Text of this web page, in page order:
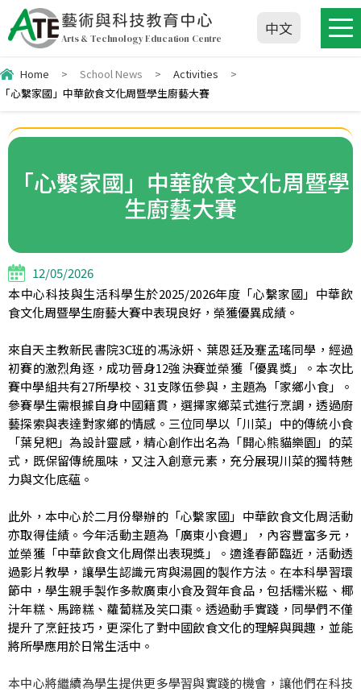
藝術與科技教育中心
Arts & Technology Education Centre
中文
Home > School News > Activities
>
「心繫家國」中華飲食文化周暨學生廚藝大賽
「心繫家國」中華飲食文化周暨學
生廚藝大賽
12/05/2026
本中心科技與生活科學生於2025/2026年度「心繫家國」中華飲
食文化周暨學生廚藝大賽中表現良好，榮獲優異成績。
來自天主教新民書院3C班的馮泳妍、葉恩廷及蹇孟瑤同學，經過
初賽的激烈角逐，成功晉身12強決賽並榮獲「優異獎」。本次比
賽中學組共有27所學校、31支隊伍參與，主題為「家鄉小食」。
參賽學生需根據自身中國籍貫，選擇家鄉菜式進行烹調，透過廚
藝探索與表達對家鄉的情感。三位同學以「川菜」中的傳統小食
「葉兒粑」為設計靈感，精心創作出名為「開心熊貓樂園」的菜
式，既保留傳統風味，又注入創意元素，充分展現川菜的獨特魅
力與文化底蘊。
此外，本中心於二月份舉辦的「心繫家國」中華飲食文化周活動
亦取得佳績。今年活動主題為「廣東小食週」，內容豐富多元，
並榮獲「中華飲食文化周傑出表現獎」。適逢春節臨近，活動透
過影片教學，讓學生認識元宵與湯圓的製作方法。在本科學習環
節中，學生親手製作多款廣東小食及賀年食品，包括糯米糍、椰
汁年糕、馬蹄糕、蘿蔔糕及笑口棗。透過動手實踐，同學們不僅
提升了烹飪技巧，更深化了對中國飲食文化的理解與興趣，並能
將所學應用於日常生活中。
本中心將繼續為學生提供更多學習與實踐的機會，讓他們在科技